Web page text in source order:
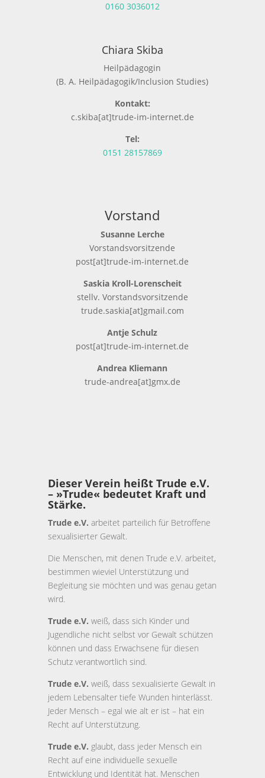
0160 3036012
Chiara Skiba
Heilpädagogin
(B. A. Heilpädagogik/Inclusion Studies)
Kontakt:
c.skiba[at]trude-im-internet.de
Tel:
0151 28157869
Vorstand
Susanne Lerche
Vorstandsvorsitzende
post[at]trude-im-internet.de
Saskia Kroll-Lorenscheit
stellv. Vorstandsvorsitzende
trude.saskia[at]gmail.com
Antje Schulz
post[at]trude-im-internet.de
Andrea Kliemann
trude-andrea[at]gmx.de
Dieser Verein heißt Trude e.V.
– »Trude« bedeutet Kraft und
Stärke.
Trude e.V. arbeitet parteilich für Betroffene
sexualisierter Gewalt.
Die Menschen, mit denen Trude e.V. arbeitet,
bestimmen wieviel Unterstützung und
Begleitung sie möchten und was genau getan
wird.
Trude e.V. weiß, dass sich Kinder und
Jugendliche nicht selbst vor Gewalt schützen
können und dass Erwachsene für diesen
Schutz verantwortlich sind.
Trude e.V. weiß, dass sexualisierte Gewalt in
jedem Lebensalter tiefe Wunden hinterlässt.
Jeder Mensch – egal wie alt er ist – hat ein
Recht auf Unterstützung.
Trude e.V. glaubt, dass jeder Mensch ein
Recht auf eine individuelle sexuelle
Entwicklung und Identität hat. Menschen